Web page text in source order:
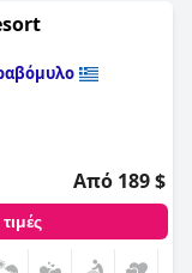
Από 189 $